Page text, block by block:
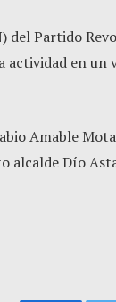
del Partido
actividad en un
Amable
alcalde Dío